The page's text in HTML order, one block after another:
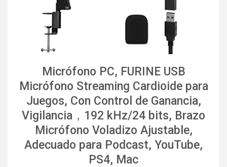
Micrófono PC, FURINE USB
Micrófono Streaming Cardioide para
Juegos, Con Control de Ganancia,
Vigilancia，192 kHz/24 bits, Brazo
Micrófono Voladizo Ajustable,
Adecuado para Podcast, YouTube,
PS4, Mac